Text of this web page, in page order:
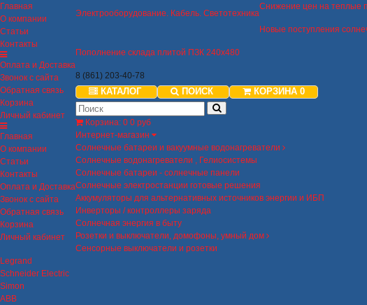
Главная
О компании
Статьи
Контакты
Оплата и Доставка
Звонок с сайта
Обратная связь
Корзина
Личный кабинет
Главная
О компании
Статьи
Контакты
Оплата и Доставка
Звонок с сайта
Обратная связь
Корзина
Личный кабинет
Электрооборудование. Кабель. Светотехника
Снижение цен на теплые
Новые поступления
Пополнение склада плитой ПЗК 240х480
8 (861) 203-40-78
КАТАЛОГ ПОИСК КОРЗИНА 0
Корзина: 0 0 руб
Интернет-магазин
Солнечные батареи и вакуумные водонагреватели
Солнечные водонагреватели , Гелиосистемы
Солнечные батареи - солнечные панели
Солнечные электростанции готовые решения
Аккумуляторы для альтернативных источников энергии и ИБП
Инверторы / контроллеры заряда
Солнечная энергия в быту
Розетки и выключатели, домофоны, умный дом
Сенсорные выключатели и розетки
Legrand
Schneider Electric
Simon
ABB